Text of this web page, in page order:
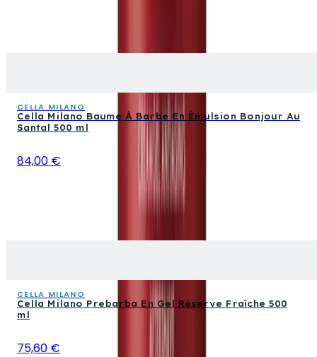
CELLA MILANO
Cella Milano Baume À Barbe En Émulsion Bonjour Au
Santal 500 ml
84,00 €
CELLA MILANO
Cella Milano Prebarba En Gel Réserve Fraîche 500
ml
75,60 €